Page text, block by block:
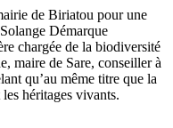
de Biriatou pour une
Démarque
chargée de la biodiversité
maire de Sare, conseiller à
qu’au même titre que la
héritages vivants.